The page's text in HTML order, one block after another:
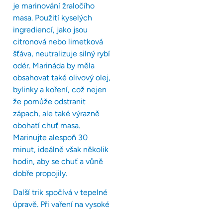
je marinování žraločího
masa. Použití kyselých
ingrediencí, jako jsou
citronová nebo limetková
šťáva, neutralizuje silný rybí
odér. Marináda by měla
obsahovat také olivový olej,
bylinky a koření, což nejen
že pomůže odstranit
zápach, ale také výrazně
obohatí chuť masa.
Marinujte alespoň 30
minut, ideálně však několik
hodin, aby se chuť a vůně
dobře propojily.
Další trik spočívá v tepelné
úpravě. Při vaření na vysoké